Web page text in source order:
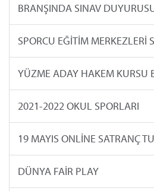
BRANŞINDA SINAV
SPORCU EĞİTİM MERKEZLERİ
YÜZME ADAY HAKEM KURSU
2021-2022 OKUL SPORLARI
19 MAYIS ONLİNE SATRANÇ
DÜNYA FAİR PLAY